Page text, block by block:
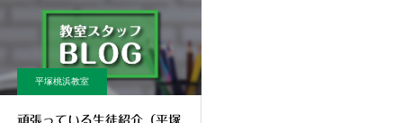
平塚桃浜教室
頑張っている生徒紹介（平塚